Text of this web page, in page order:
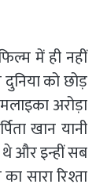
में ही नहीं
को छोड़
अरोड़ा
खान यानी
और इन्हीं सब
सारा रिश्ता